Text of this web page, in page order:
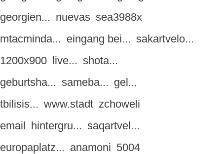
georgien... nuevas sea3988x
mtacminda... eingang bei... sakartvelo...
1200x900 live... shota...
geburtsha... sameba... gel...
tbilisis... www.stadt zchoweli
email hintergru... saqartvel...
europaplatz... anamoni 5004